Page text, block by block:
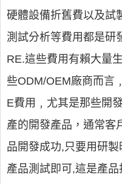
硬體設備折舊費以及試
測試分析等費用都是研
RE.這些費用有賴大量
些ODM/OEM廠商而言
E費用﹐尤其是那些開
產的開發產品，通常客
品開發成功,只要用研
產品測試即可,這是產